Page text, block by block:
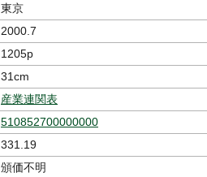
東京
2000.7
1205p
31cm
産業連関表
510852700000000
331.19
頒価不明